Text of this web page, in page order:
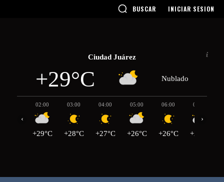
BUSCAR INICIAR SESION
Ciudad Juárez
+29°C Nublado
02:00
+29°C
03:00
+28°C
04:00
+27°C
05:00
+26°C
06:00
+26°C
07:00
+25°C
‹ ›